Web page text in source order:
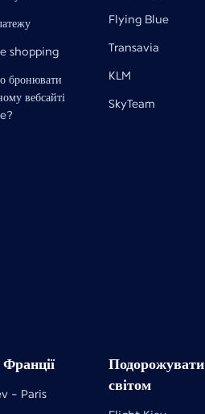
shopping
бронювати
вебсайті
Flying Blue
Transavia
KLM
SkyTeam
- Paris
Подорожувати
світом